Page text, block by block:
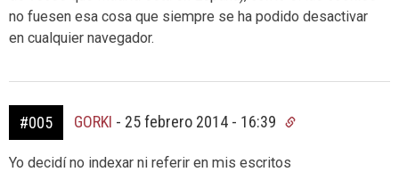
no fuesen esa cosa que siempre se ha podido desactivar
en cualquier navegador.
#005 GORKI - 25 febrero 2014 - 16:39
Yo decidí no indexar ni referir en mis escritos